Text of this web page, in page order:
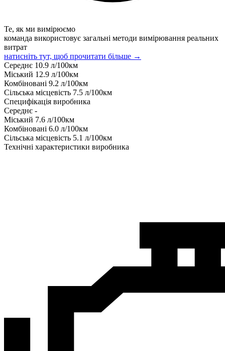
Те, як ми вимірюємо
команда використовує загальні методи вимірювання реальних
витрат
натисніть тут, щоб прочитати більше →
Середнє 10.9 л/100км
Міський 12.9 л/100км
Комбіновані 9.2 л/100км
Сільська місцевість 7.5 л/100км
Специфікація виробника
Середнє -
Міський 7.6 л/100км
Комбіновані 6.0 л/100км
Сільська місцевість 5.1 л/100км
Технічні характеристики виробника